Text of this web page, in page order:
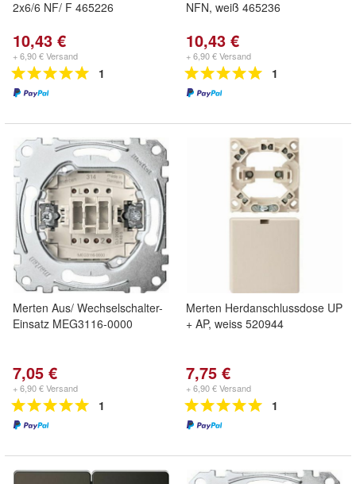
2x6/6 NF/ F 465226
10,43 €
+ 6,90 € Versand
1
NFN, weiß 465236
10,43 €
+ 6,90 € Versand
1
Merten Aus/ Wechselschalter-
Einsatz MEG3116-0000
7,05 €
+ 6,90 € Versand
1
Merten Herdanschlussdose UP
+ AP, weiss 520944
7,75 €
+ 6,90 € Versand
1